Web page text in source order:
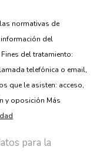
las normativas de
del
del tratamiento:
telefónica o email,
que le asisten: acceso,
y oposición Más
para la